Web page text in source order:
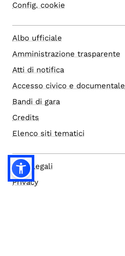
Config. cookie
Albo ufficiale
Amministrazione trasparente
Atti di notifica
Accesso civico e documentale
Bandi di gara
Credits
Elenco siti tematici
Note legali
Privacy